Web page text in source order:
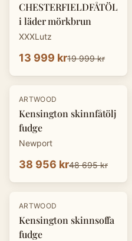
CHESTERFIELDFÅTÖLJ
i läder mörkbrun
XXXLutz
13 999 kr19 999 kr
-20%
ARTWOOD
Kensington skinnfåtölj
fudge
Newport
38 956 kr48 695 kr
-20%
ARTWOOD
Kensington skinnsoffa
fudge